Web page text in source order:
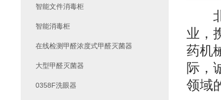
北
业，
药机
际，
领域
智能文件消毒柜
智能消毒柜
在线检测甲醛浓度式甲醛灭菌器
大型甲醛灭菌器
0358F洗眼器